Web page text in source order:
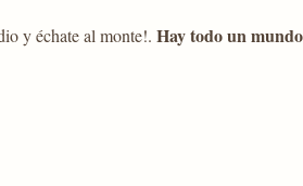
y échate al monte!. Hay todo un